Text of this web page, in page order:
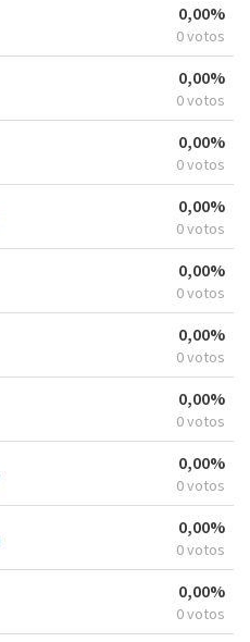
0,00%
0 votos
0,00%
0 votos
0,00%
0 votos
0,00%
0 votos
0,00%
0 votos
0,00%
0 votos
0,00%
0 votos
0,00%
0 votos
0,00%
0 votos
0,00%
0 votos